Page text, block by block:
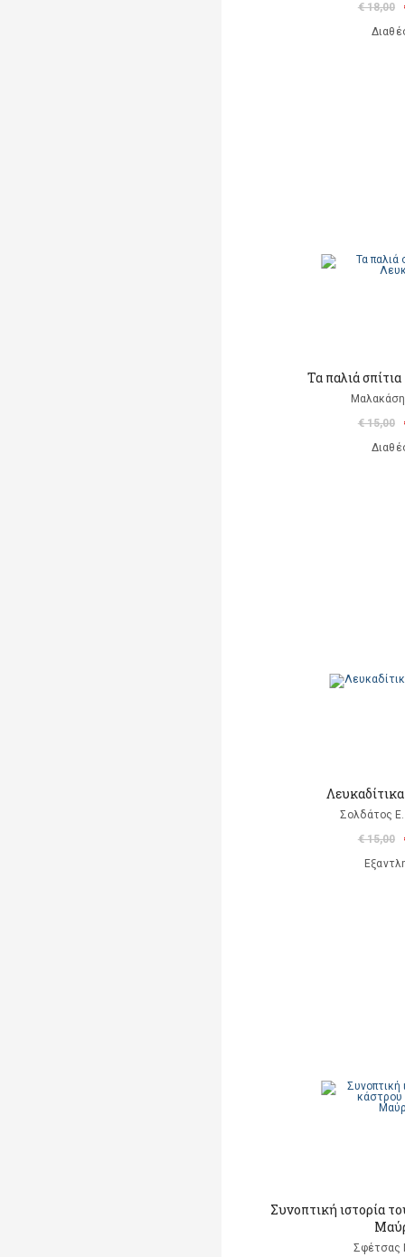
€ 18,00
Τα παλιά
€ 15,00
Σολδάτος
€ 15,00
Συνοπτική ιστορία
Σφέτσας